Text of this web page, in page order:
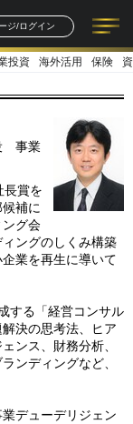
ジ/ログイン
記事一覧 連載一覧
著者一覧 書籍一覧
投資 海外活用 保険
事業
長賞を
補に
ング会
ングのしくみ構築
業を再生に導いて
する「経営コンサル
決の思考法、ヒア
ンス、財務分析、
ンディングなど、
デューデリジェン